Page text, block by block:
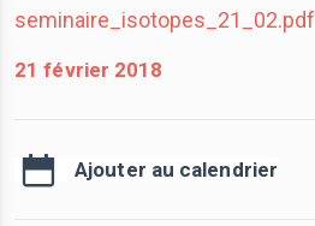
seminaire_isotopes_21_02.pdf
21 février 2018
Ajouter au calendrier